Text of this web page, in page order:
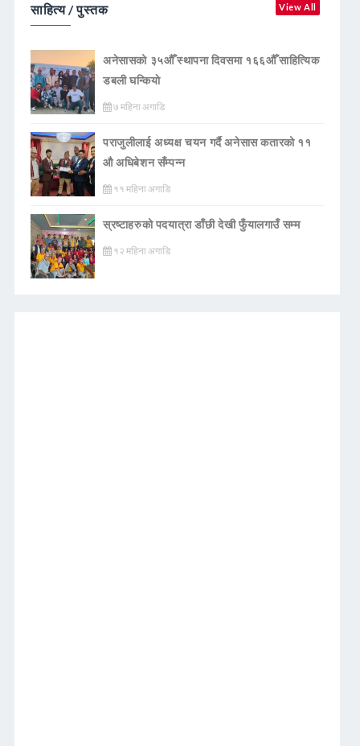
साहित्य / पुस्तक View All
अनेसासको ३५औँ स्थापना दिवसमा १६६औँ साहित्यिक
डबली घन्कियाे
७ महिना अगाडि
पराजुलीलाई अध्यक्ष चयन गर्दै अनेसास कतारको ११
औ अधिबेशन सँम्पन्न
११ महिना अगाडि
स्रष्टाहरुको पदयात्रा डाँछी देखी फुँयालगाउँ सम्म
१२ महिना अगाडि